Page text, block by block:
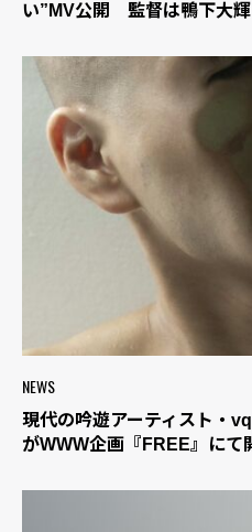
い”MV公開 監督は鴨下大輝
NEWS
現代の吟遊アーティスト・
がWWW企画『FREE』にて